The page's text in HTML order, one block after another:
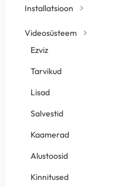
Installatsioon
Videosüsteem
Ezviz
Tarvikud
Lisad
Salvestid
Kaamerad
Alustoosid
Kinnitused